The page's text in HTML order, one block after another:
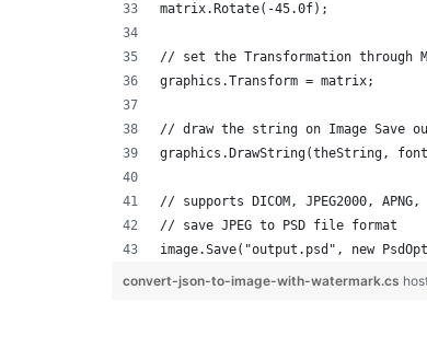
matrix.Rotate(-45.0f);
// set the Transformation through
graphics.Transform = matrix;
// draw the string on Image Save
graphics.DrawString(theString,
// supports DICOM, JPEG2000,
// save JPEG to PSD file format
image.Save("output.psd", new
convert-json-to-image-with-watermark.cs